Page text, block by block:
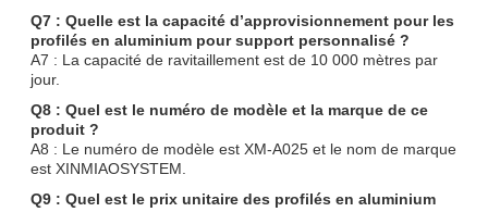
Q7 : Quelle est la capacité d’approvisionnement pour les
profilés en aluminium pour support personnalisé ?
A7 : La capacité de ravitaillement est de 10 000 mètres par
jour.
Q8 : Quel est le numéro de modèle et la marque de ce
produit ?
A8 : Le numéro de modèle est XM-A025 et le nom de marque
est XINMIAOSYSTEM.
Q9 : Quel est le prix unitaire des profilés en aluminium